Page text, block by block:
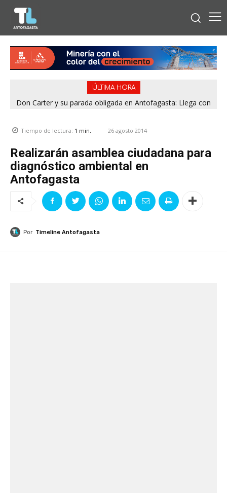
ÚLTIMA HORA
Don Carter y su parada obligada en Antofagasta: Llega con
Tiempo de lectura: 1 min. 26 agosto 2014
Realizarán asamblea ciudadana para
diagnóstico ambiental en
Antofagasta
Por Timeline Antofagasta